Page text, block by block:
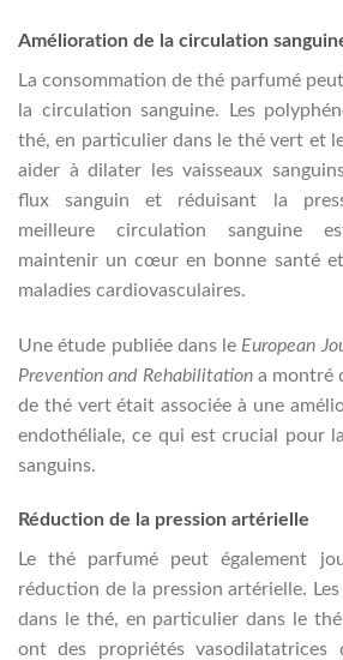
Amélioration de la circulation
La consommation de thé parfumé
la circulation sanguine. Les
thé, en particulier dans le thé vert et
aider à dilater les vaisseaux
flux sanguin et réduisant la
meilleure circulation sanguine
maintenir un cœur en bonne santé
maladies cardiovasculaires.
Une étude publiée dans le European
Prevention and Rehabilitationa montré
de thé vert était associée à une
endothéliale, ce qui est crucial pour
sanguins.
Réduction de la pression artérielle
Le thé parfumé peut également
réduction de la pression artérielle.
dans le thé, en particulier dans le
ont des propriétés vasodilatatrices